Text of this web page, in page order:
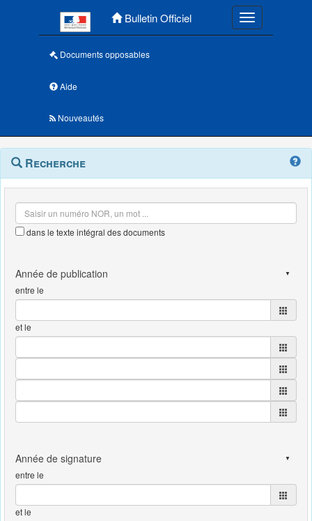
Bulletin Officiel Toggle
Documents opposables
Aide
Nouveautés
Navigation
outils
Menu
contextuel
Recherche
dans le texte intégral des documents
entre le
et le
entre le
et le